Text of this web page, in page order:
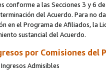
conforme a las Secciones 3 y 6
del Acuerdo. Para no
en el Programa de Afiliados, la
sustancial del Acuerdo.
por Comisiones del
Admisibles